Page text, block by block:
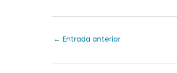
← Entrada anterior